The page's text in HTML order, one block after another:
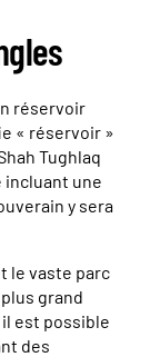
réservoir
« réservoir »
Tughlaq
incluant une
y sera
le vaste parc
grand
est possible
des